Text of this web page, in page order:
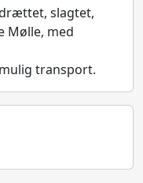
slagtet,
Mølle, med
transport.